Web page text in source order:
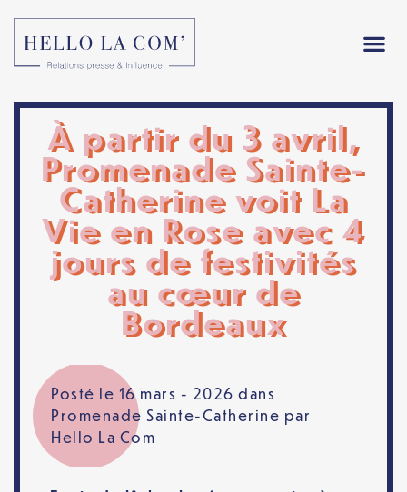
À partir du 3 avril,
Promenade Sainte-
Catherine voit La
Vie en Rose avec 4
jours de festivités
au cœur de
Bordeaux
Posté le 16 mars - 2026 dans
Promenade Sainte-Catherine par
Hello La Com